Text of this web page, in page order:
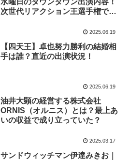
次世代リアクション王選手権で活
2025.06.19
【四天王】卓也努力勝利の結婚相
手は誰？直近の出演状況！
2025.06.19
油井大顕の経営する株式会社
ORNIS（オルニス）とは？最上あ
いの収益で成り立っていた？
2025.03.17
サンドウィッチマン伊達みきお｜